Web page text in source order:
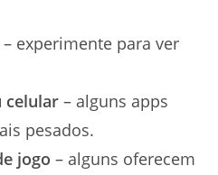
– experimente para ver
celular – alguns apps
pesados.
jogo – alguns oferecem